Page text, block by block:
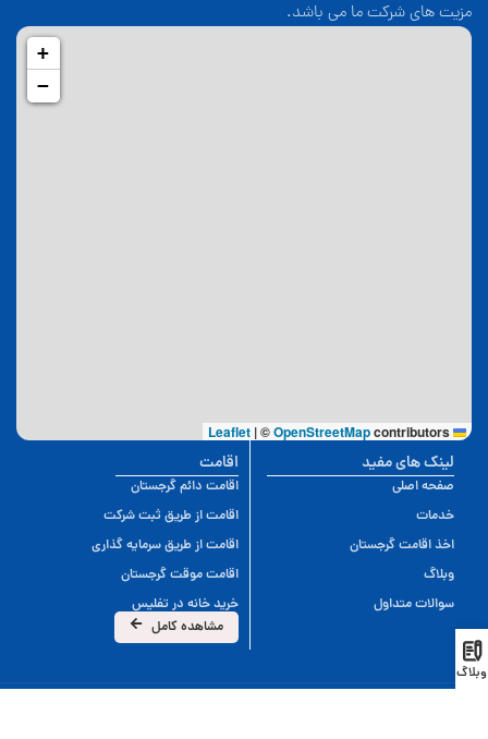
مزیت های شرکت ما می باشد.
+
−
Leaflet
|©OpenStreetMapcontributors
اقامت
اقامت دائم گرجستان
اقامت از طریق ثبت شرکت
اقامت از طریق سرمایه گذاری
اقامت موقت گرجستان
خرید خانه در تفلیس
مشاهده کامل
لینک های مفید
صفحه اصلی
خدمات
اخذ اقامت گرجستان
وبلاگ
سوالات متداول
وبلاگ